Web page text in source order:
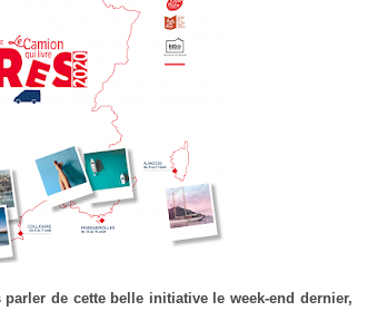
de cette belle initiative le week-end dernier,